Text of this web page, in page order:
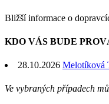
Bližší informace o
KDO VÁS BUDE
28.10.2026 Melotíková
Ve vybraných případech